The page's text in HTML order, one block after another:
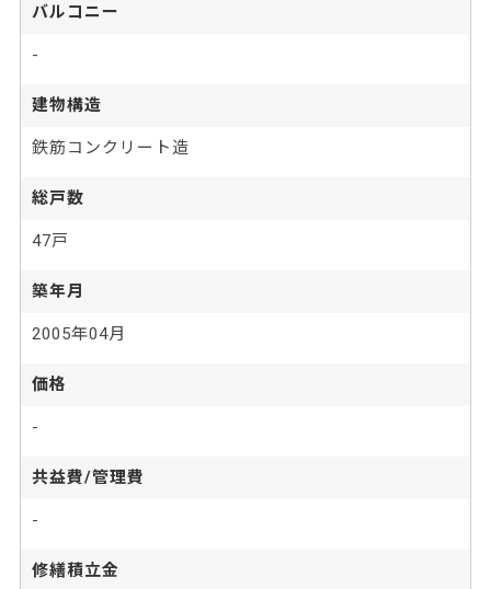
バルコニー
-
建物構造
鉄筋コンクリート造
総戸数
47戸
築年月
2005年04月
価格
-
共益費/管理費
-
修繕積立金